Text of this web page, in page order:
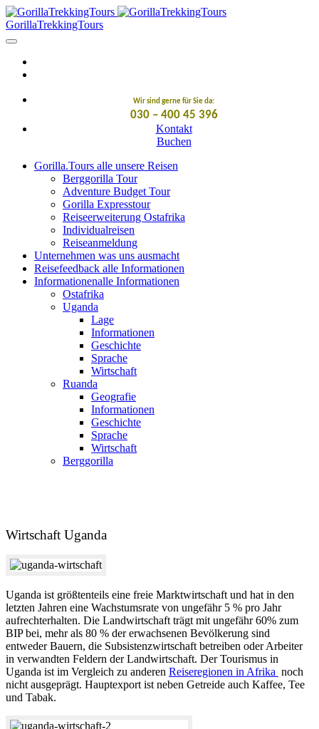
GorillaTrekkingTours
Wir sind gerne für Sie da:
030 – 400 45 396
Kontakt
Buchen
Gorilla.Tours alle unsere Reisen
Berggorilla Tour
Adventure Budget Tour
Gorilla Expresstour
Reiseerweiterung Ostafrika
Individualreisen
Reiseanmeldung
Unternehmen was uns ausmacht
Reisefeedback alle Informationen
Informationenalle Informationen
Ostafrika
Uganda
Lage
Informationen
Geschichte
Sprache
Wirtschaft
Ruanda
Geografie
Informationen
Geschichte
Sprache
Wirtschaft
Berggorilla
Wirtschaft Uganda
Uganda ist größtenteils eine freie Marktwirtschaft und hat in den
letzten Jahren eine Wachstumsrate von ungefähr 5 % pro Jahr
aufrechterhalten. Die Landwirtschaft trägt mit ungefähr 60% zum
BIP bei, mehr als 80 % der erwachsenen Bevölkerung sind
entweder Bauern, die Subsistenzwirtschaft betreiben oder Arbeiter
in verwandten Feldern der Landwirtschaft. Der Tourismus in
Uganda ist im Vergleich zu anderen Reiseregionen in Afrika noch
nicht ausgeprägt. Hauptexport ist neben Getreide auch Kaffee, Tee
und Tabak.